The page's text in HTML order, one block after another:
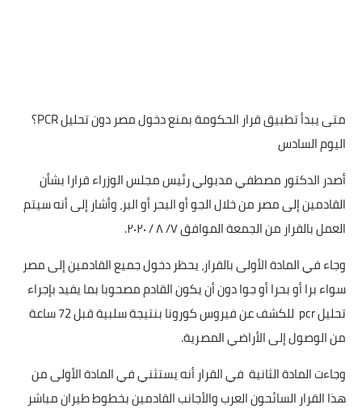
​متى يبدأ تطبيق قرار الحكومة بمنع دخول مصر دون تحليل PCR؟
اليوم السادس
أصدر الدكتور مصطفي مدبولي رئيس مجلس الوزراء قرارا بشأن
القادمين إلى مصر من خلال الجو أو البحر أو البر، وأشار إلى أنه سيتم
العمل بالقرار من الجمعة الموافق ٧/ ٨ / ٢٠٢٠.
وجاء في المادة الأولى بالقرار، يحظر دخول جميع القادمين إلى مصر
سواء برا أو بحرا أو جوا دون أن يكون القادم مصحوبا بما يفيد بإجراء
تحليل pcr للكشف عن فيروس كورونا بنتيجة سلبية قبل 72 ساعة
من الوصول إلى الأراضي المصرية.
وجاءت المادة الثانية في القرار أنه يستثني في المادة الأولى من
هذا القرار السائحون العرب والأجانب القادمين بخطوط طيران مباشر